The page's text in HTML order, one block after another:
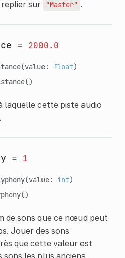
sur "Master" .
= 2000.0
(value: float)
()
laquelle cette piste audio
= 1
(value: int)
()
de sons que ce nœud peut
Jouer des sons
que cette valeur est
les plus anciens.